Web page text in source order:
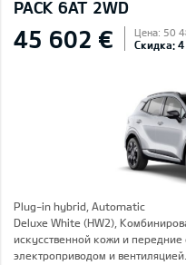
PACK 6AT 2WD
45 602 € Цена: 50
Скидка:
Plug-in hybrid, Automatic
Deluxe White (HW2),
искусственной кожи и
электроприводом и вентиляцией.